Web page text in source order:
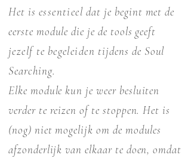
Het is essentieel dat je begint met de
eerste module die je de tools geeft
jezelfte begeleiden tijdens de Soul
Searching.
Elke module kun je weer besluiten
verder te reizen of te stoppen. Het is
(nog) niet mogelijk om de modules
afzonderlijk van elkaar te doen, omdat